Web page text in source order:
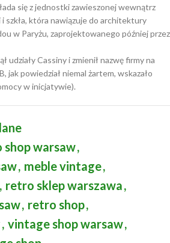
się z jednostki zawieszonej wewnątrz
szkła, która nawiązuje do architektury
w Paryżu, zaprojektowanego później przez
udziały Cassiny i zmienił nazwę firmy na
jak powiedział niemal żartem, wskazało
w inicjatywie).
shop warsaw,
, meble vintage,
, retro sklep warszawa,
, retro shop,
, vintage shop warsaw,